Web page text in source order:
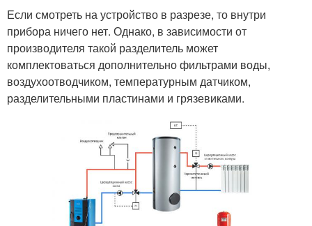
Если смотреть на устройство в разрезе, то внутри
прибора ничего нет. Однако, в зависимости от
производителя такой разделитель может
комплектоваться дополнительно фильтрами воды,
воздухоотводчиком, температурным датчиком,
разделительными пластинами и грязевиками.